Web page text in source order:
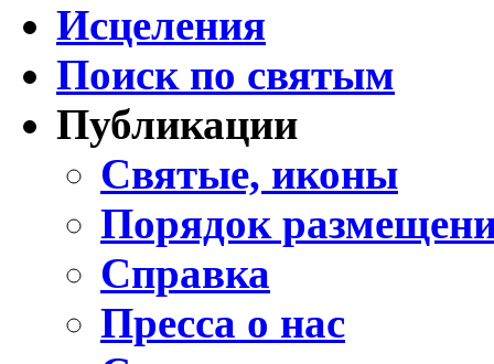
Исцеления
Поиск по святым
Публикации
Святые, иконы
Порядок
Справка
Пресса о нас